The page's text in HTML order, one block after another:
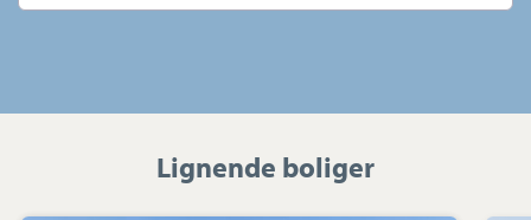
Lignende boliger